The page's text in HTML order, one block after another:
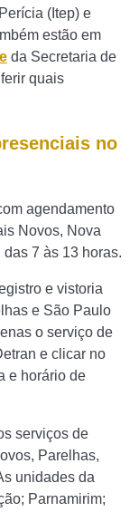
(Itep) e
estão em
da Secretaria de
quais
no
agendamento
Novos, Nova
7 às 13 horas.
e vistoria
e São Paulo
o serviço de
e clicar no
e horário de
serviços de
Parelhas,
unidades da
Parnamirim;